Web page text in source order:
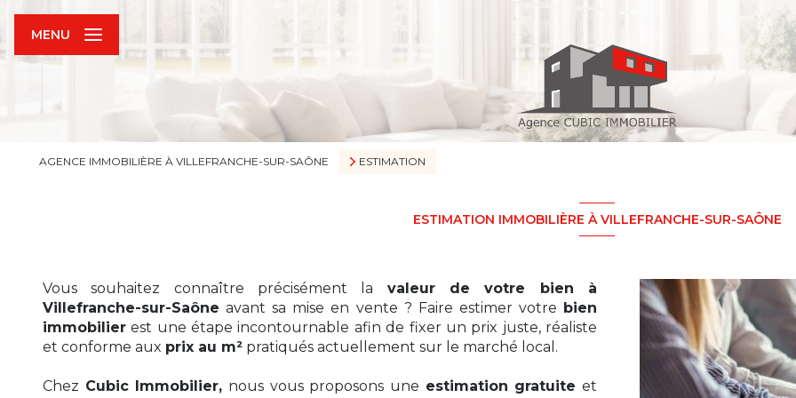
MENU
AGENCE IMMOBILIÈRE À VILLEFRANCHE-SUR-SAÔNE ESTIMATION
ESTIMATION IMMOBILIÈRE À VILLEFRANCHE-SUR-SAÔNE
Vous souhaitez connaître précisément la valeur de votre bien à
Villefranche-sur-Saône avant sa mise en vente ? Faire estimer votre bien
immobilier est une étape incontournable afin de fixer un prix juste, réaliste
et conforme aux prix au m² pratiqués actuellement sur le marché local.
Chez Cubic Immobilier, nous vous proposons une estimation gratuite et